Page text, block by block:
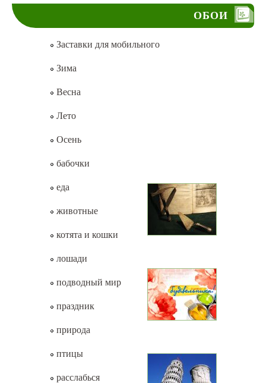
ОБОИ
Заставки для мобильного
Зима
Весна
Лето
Осень
бабочки
еда
животные
котята и кошки
лошади
подводный мир
праздник
природа
птицы
расслабься